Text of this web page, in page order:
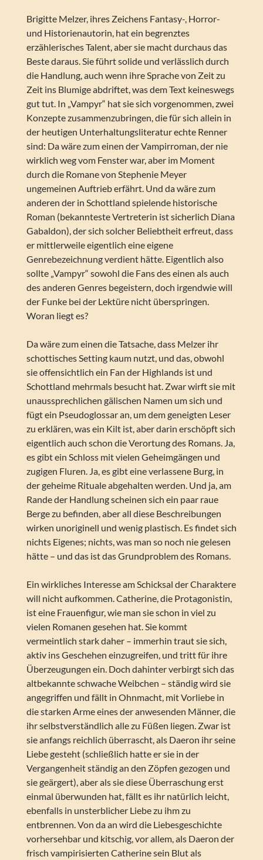
Brigitte Melzer, ihres Zeichens Fantasy-, Horror-
und Historienautorin, hat ein begrenztes
erzählerisches Talent, aber sie macht durchaus das
Beste daraus. Sie führt solide und verlässlich durch
die Handlung, auch wenn ihre Sprache von Zeit zu
Zeit ins Blumige abdriftet, was dem Text keineswegs
gut tut. In „Vampyr“ hat sie sich vorgenommen, zwei
Konzepte zusammenzubringen, die für sich allein in
der heutigen Unterhaltungsliteratur echte Renner
sind: Da wäre zum einen der Vampirroman, der nie
wirklich weg vom Fenster war, aber im Moment
durch die Romane von Stephenie Meyer
ungemeinen Auftrieb erfährt. Und da wäre zum
anderen der in Schottland spielende historische
Roman (bekannteste Vertreterin ist sicherlich Diana
Gabaldon), der sich solcher Beliebtheit erfreut, dass
er mittlerweile eigentlich eine eigene
Genrebezeichnung verdient hätte. Eigentlich also
sollte „Vampyr“ sowohl die Fans des einen als auch
des anderen Genres begeistern, doch irgendwie will
der Funke bei der Lektüre nicht überspringen.
Woran liegt es?
Da wäre zum einen die Tatsache, dass Melzer ihr
schottisches Setting kaum nutzt, und das, obwohl
sie offensichtlich ein Fan der Highlands ist und
Schottland mehrmals besucht hat. Zwar wirft sie mit
unaussprechlichen gälischen Namen um sich und
fügt ein Pseudoglossar an, um dem geneigten Leser
zu erklären, was ein Kilt ist, aber darin erschöpft sich
eigentlich auch schon die Verortung des Romans. Ja,
es gibt ein Schloss mit vielen Geheimgängen und
zugigen Fluren. Ja, es gibt eine verlassene Burg, in
der geheime Rituale abgehalten werden. Und ja, am
Rande der Handlung scheinen sich ein paar raue
Berge zu befinden, aber all diese Beschreibungen
wirken unoriginell und wenig plastisch. Es findet sich
nichts Eigenes; nichts, was man so noch nie gelesen
hätte – und das ist das Grundproblem des Romans.
Ein wirkliches Interesse am Schicksal der Charaktere
will nicht aufkommen. Catherine, die Protagonistin,
ist eine Frauenfigur, wie man sie schon in viel zu
vielen Romanen gesehen hat. Sie kommt
vermeintlich stark daher – immerhin traut sie sich,
aktiv ins Geschehen einzugreifen, und tritt für ihre
Überzeugungen ein. Doch dahinter verbirgt sich das
altbekannte schwache Weibchen – ständig wird sie
angegriffen und fällt in Ohnmacht, mit Vorliebe in
die starken Arme eines der anwesenden Männer, die
ihr selbstverständlich alle zu Füßen liegen. Zwar ist
sie anfangs reichlich überrascht, als Daeron ihr seine
Liebe gesteht (schließlich hatte er sie in der
Vergangenheit ständig an den Zöpfen gezogen und
sie geärgert), aber als sie diese Überraschung erst
einmal überwunden hat, fällt es ihr natürlich leicht,
ebenfalls in unsterblicher Liebe zu ihm zu
entbrennen. Von da an wird die Liebesgeschichte
vorhersehbar und kitschig, vor allem, als Daeron der
frisch vampirisierten Catherine sein Blut als